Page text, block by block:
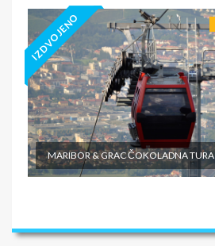
IZDVOJENO
MARIBOR & GRAC ČOKOLADNA TURA